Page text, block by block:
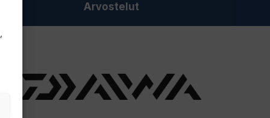
Arvostelut